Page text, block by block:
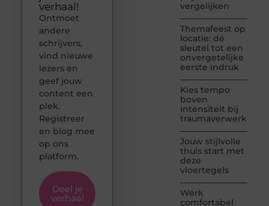
vergelijken
Themafeest op
locatie: dé
sleutel tot een
onvergetelijke
eerste indruk
Kies tempo
boven
intensiteit bij
traumaverwerking
Jouw stijlvolle
thuis start met
deze
vloertegels
Werk
comfortabel
verhaal!
Ontmoet
andere
schrijvers,
vind nieuwe
lezers en
geef jouw
content een
plek.
Registreer
en blog mee
op ons
platform.
Deel je
verhaal